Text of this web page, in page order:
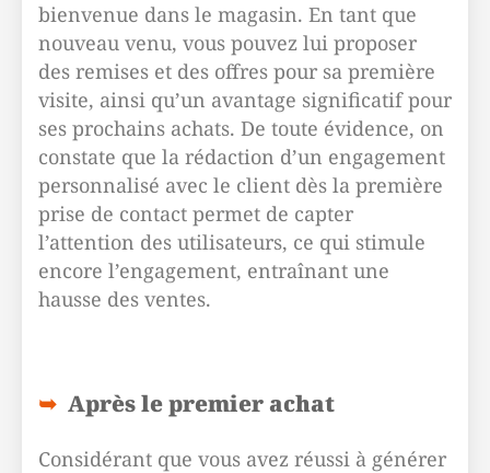
bienvenue dans le magasin. En tant que
nouveau venu, vous pouvez lui proposer
des remises et des offres pour sa première
visite, ainsi qu’un avantage significatif pour
ses prochains achats. De toute évidence, on
constate que la rédaction d’un engagement
personnalisé avec le client dès la première
prise de contact permet de capter
l’attention des utilisateurs, ce qui stimule
encore l’engagement, entraînant une
hausse des ventes.
Après le premier achat
Considérant que vous avez réussi à générer